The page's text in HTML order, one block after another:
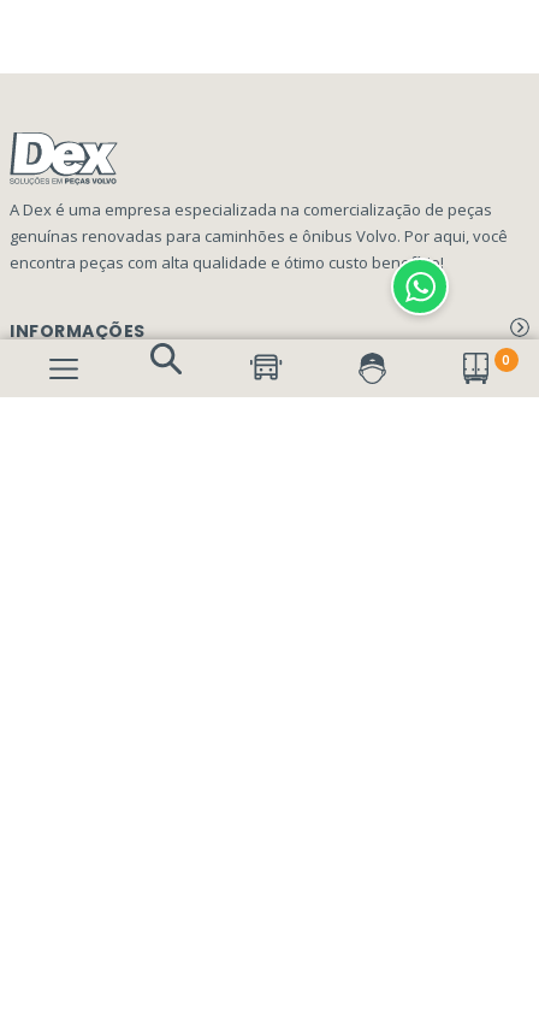
0
A Dex é uma empresa especializada na comercialização de peças
genuínas renovadas para caminhões e ônibus Volvo. Por aqui, você
encontra peças com alta qualidade e ótimo custo benefício!
INFORMAÇÕES
Aviso de privacidade Dex Peças
A EMPRESA